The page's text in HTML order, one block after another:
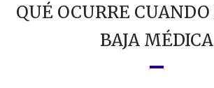
QUÉ OCURRE
BAJA MÉDICA